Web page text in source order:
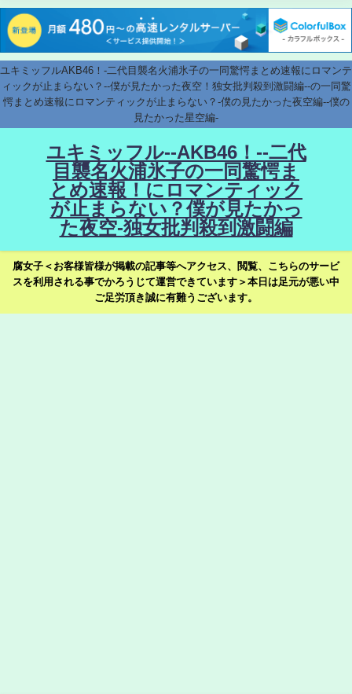
ユキミッフルAKB46！-二代目襲名火浦氷子の一同驚愕まとめ速報にロマンテ
ィックが止まらない？--僕が見たかった夜空！独女批判殺到激闘編--の一同驚
愕まとめ速報にロマンティックが止まらない？-僕の見たかった夜空編--僕の
見たかった星空編-
ユキミッフル--AKB46！--二代
目襲名火浦氷子の一同驚愕ま
とめ速報！にロマンティック
が止まらない？僕が見たかっ
た夜空-独女批判殺到激闘編
腐女子＜お客様皆様が掲載の記事等へアクセス、閲覧、こちらのサービ
スを利用される事でかろうじて運営できています＞本日は足元が悪い中
ご足労頂き誠に有難うございます。